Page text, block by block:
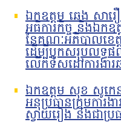
ឯកឧត្តម ឆេង សារ
អធិការកិច្ច និងឯកឧ
នៃគណៈអភិបាលខេត្
ដើម្បីបូកសរុបលទ្ធផ
លើកទិសដៅការងា
ឯកឧត្តម សុខ សូកេន
អនុប្រធានក្រុមការងា
ស្វាយរៀង និងជាប្រធ